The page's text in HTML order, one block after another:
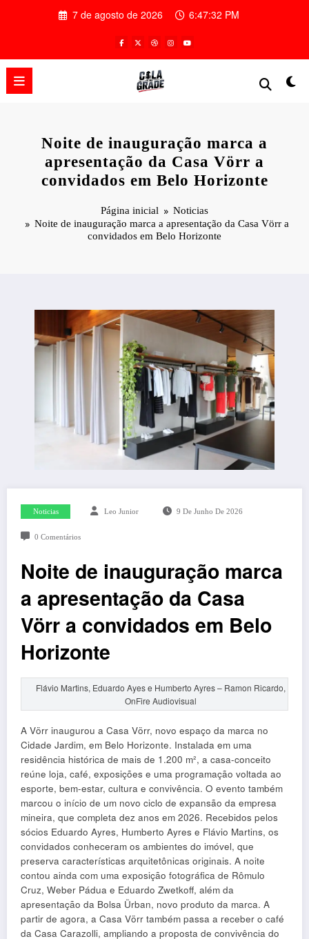
7 de agosto de 2026 6:47:33 PM
Noite de inauguração marca a
apresentação da Casa Vörr a
convidados em Belo Horizonte
Página inicial
Noticias
Noite de inauguração marca a apresentação da Casa Vörr a
convidados em Belo Horizonte
Noticias Leo Junior 9 De Junho De 2026
0 Comentários
Noite de inauguração marca
a apresentação da Casa
Vörr a convidados em Belo
Horizonte
Flávio Martins, Eduardo Ayes e Humberto Ayres – Ramon Ricardo,
OnFire Audiovisual
A Vörr inaugurou a Casa Vörr, novo espaço da marca no
Cidade Jardim, em Belo Horizonte. Instalada em uma
residência histórica de mais de 1.200 m², a casa-conceito
reúne loja, café, exposições e uma programação voltada ao
esporte, bem-estar, cultura e convivência. O evento também
marcou o início de um novo ciclo de expansão da empresa
mineira, que completa dez anos em 2026. Recebidos pelos
sócios Eduardo Ayres, Humberto Ayres e Flávio Martins, os
convidados conheceram os ambientes do imóvel, que
preserva características arquitetônicas originais. A noite
contou ainda com uma exposição fotográfica de Rômulo
Cruz, Weber Pádua e Eduardo Zwetkoff, além da
apresentação da Bolsa Ürban, novo produto da marca. A
partir de agora, a Casa Vörr também passa a receber o café
da Casa Carazolli, ampliando a proposta de convivência do